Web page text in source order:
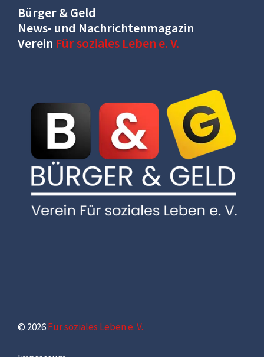
Bürger & Geld
News- und Nachrichtenmagazin
Verein Für soziales Leben e. V.
© 2026Für soziales Leben e. V.